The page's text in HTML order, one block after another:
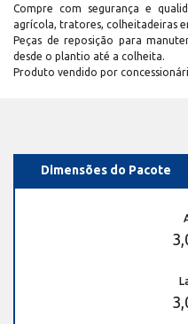
Compre com segurança e
agrícola, tratores, colheitadeiras
Peças de reposição para
desde o plantio até a colheita.
Produto vendido por
Dimensões do Pacote